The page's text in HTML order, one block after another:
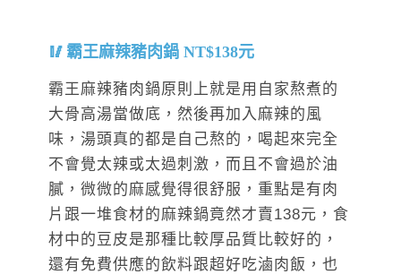
霸王麻辣豬肉鍋 NT$138元
霸王麻辣豬肉鍋原則上就是用自家熬煮的
大骨高湯當做底，然後再加入麻辣的風
味，湯頭真的都是自己熬的，喝起來完全
不會覺太辣或太過刺激，而且不會過於油
膩，微微的麻感覺得很舒服，重點是有肉
片跟一堆食材的麻辣鍋竟然才賣138元，食
材中的豆皮是那種比較厚品質比較好的，
還有免費供應的飲料跟超好吃滷肉飯，也